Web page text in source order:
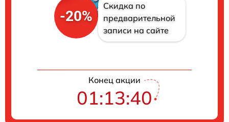
-20%
Скидка по
предварительной
записи на сайте
Конец акции
01:13:40